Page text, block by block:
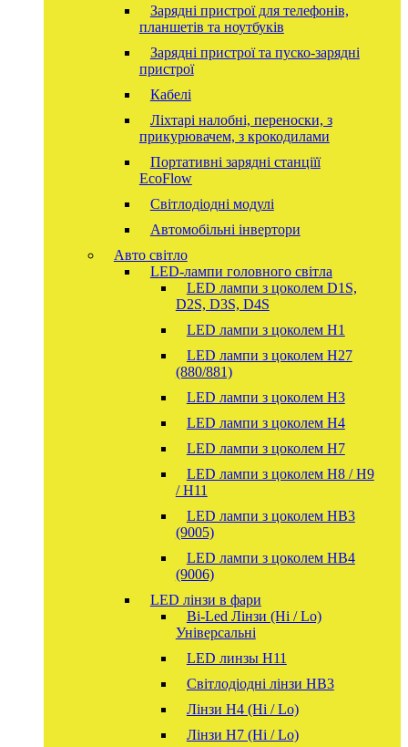
Зарядні пристрої для телефонів,
планшетів та ноутбуків
Зарядні пристрої та пуско-зарядні
пристрої
Кабелі
Ліхтарі налобні, переноски, з
прикурювачем, з крокодилами
Портативні зарядні станціїї
EcoFlow
Світлодіодні модулі
Автомобільні інвертори
Авто світло
LED-лампи головного світла
LED лампи з цоколем D1S,
D2S, D3S, D4S
LED лампи з цоколем H1
LED лампи з цоколем H27
(880/881)
LED лампи з цоколем H3
LED лампи з цоколем H4
LED лампи з цоколем H7
LED лампи з цоколем H8 / H9
/ H11
LED лампи з цоколем HB3
(9005)
LED лампи з цоколем HB4
(9006)
LED лінзи в фари
Bi-Led Лінзи (Hi / Lo)
Універсальні
LED линзы H11
Світлодіодні лінзи HB3
Лінзи Н4 (Hi / Lo)
Лінзи Н7 (Hi / Lo)